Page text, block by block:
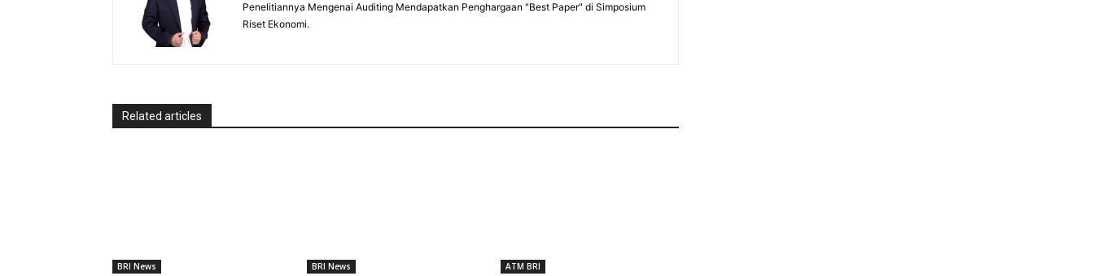
Penelitiannya Mengenai Auditing Mendapatkan Penghargaan "Best Paper" di Simposium
Riset Ekonomi.
Related articles
BRI News BRI News ATM BRI